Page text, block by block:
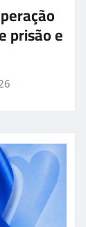
prisão e